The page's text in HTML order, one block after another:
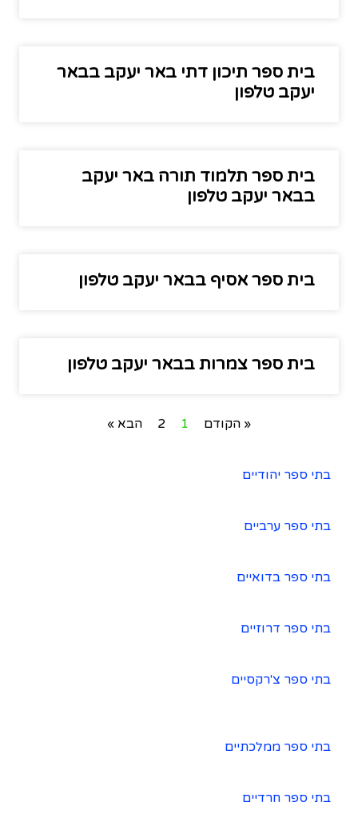
בית ספר תיכון דתי באר יעקב בבאר
יעקב טלפון
בית ספר תלמוד תורה באר יעקב
בבאר יעקב טלפון
בית ספר אסיף בבאר יעקב טלפון
בית ספר צמרות בבאר יעקב טלפון
« הקודם 1
2 הבא »
בתי ספר יהודיים
בתי ספר ערביים
בתי ספר בדואיים
בתי ספר דרוזיים
בתי ספר צ'רקסיים
בתי ספר ממלכתיים
בתי ספר חרדיים